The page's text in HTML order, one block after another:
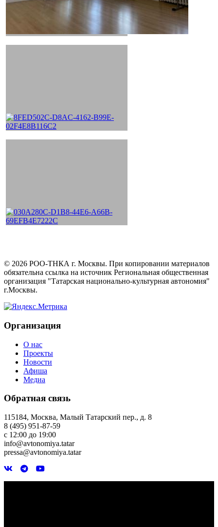
© 2026 РОО-ТНКА г. Москвы. При копировании материалов
обязательна ссылка на источник Региональная общественная
организация "Татарская национально-культурная автономия"
г.Москвы.
Организация
О нас
Проекты
Новости
Афиша
Медиа
Обратная связь
115184, Москва, Малый Татарский пер., д. 8
8 (495) 951-87-59
с 12:00 до 19:00
info@avtonomiya.tatar
pressa@avtonomiya.tatar